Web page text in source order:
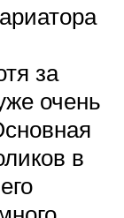
за
очень
в